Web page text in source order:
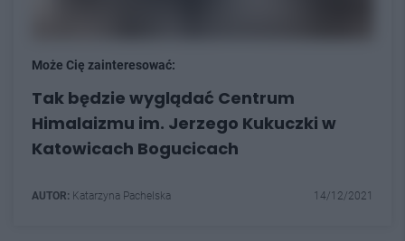
Może Cię zainteresować:
Tak będzie wyglądać Centrum
Himalaizmu im. Jerzego Kukuczki w
Katowicach Bogucicach
AUTOR: Katarzyna Pachelska 14/12/2021